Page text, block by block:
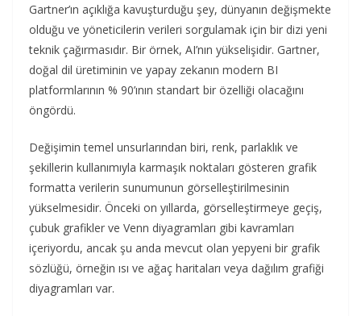
Gartner’ın açıklığa kavuşturduğu şey, dünyanın değişmekte
olduğu ve yöneticilerin verileri sorgulamak için bir dizi yeni
teknik çağırmasıdır. Bir örnek, AI’nın yükselişidir. Gartner,
doğal dil üretiminin ve yapay zekanın modern BI
platformlarının % 90’ının standart bir özelliği olacağını
öngördü.
Değişimin temel unsurlarından biri, renk, parlaklık ve
şekillerin kullanımıyla karmaşık noktaları gösteren grafik
formatta verilerin sunumunun görselleştirilmesinin
yükselmesidir. Önceki on yıllarda, görselleştirmeye geçiş,
çubuk grafikler ve Venn diyagramları gibi kavramları
içeriyordu, ancak şu anda mevcut olan yepyeni bir grafik
sözlüğü, örneğin ısı ve ağaç haritaları veya dağılım grafiği
diyagramları var.